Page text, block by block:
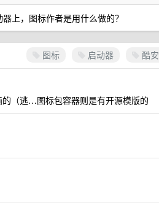
上，图标作者是用什么做的？
图标 启动器 酷安
（逃…图标包容器则是有开源模版的